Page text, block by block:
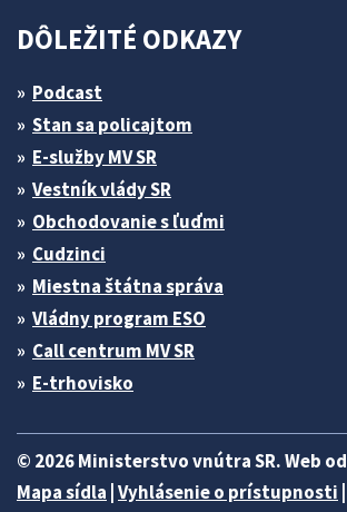
DÔLEŽITÉ ODKAZY
Podcast
Stan sa policajtom
E-služby MV SR
Vestník vlády SR
Obchodovanie s ľuďmi
Cudzinci
Miestna štátna správa
Vládny program ESO
Call centrum MV SR
E-trhovisko
© 2026 Ministerstvo vnútra SR. Web od
Mapa sídla Vyhlásenie o prístupnosti